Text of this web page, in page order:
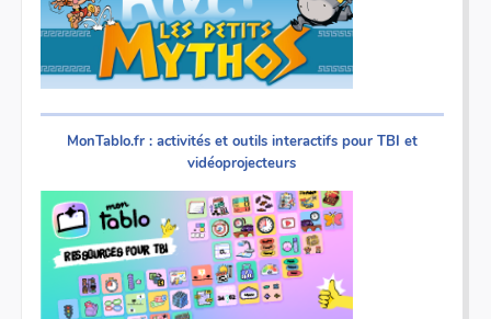
MonTablo.fr : activités et outils interactifs pour TBI et
vidéoprojecteurs